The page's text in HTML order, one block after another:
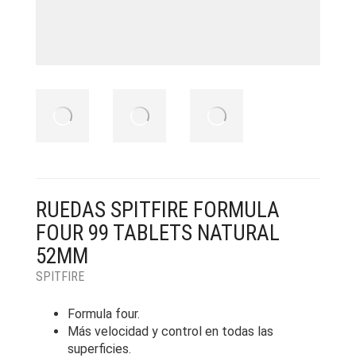
RUEDAS SPITFIRE FORMULA
FOUR 99 TABLETS NATURAL
52MM
SPITFIRE
Formula four.
Más velocidad y control en todas las
superficies.